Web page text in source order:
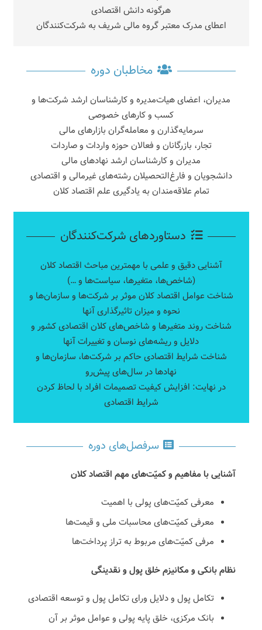
هرگونه دانش اقتصادی
اعطای مدرک معتبر گروه مالی شریف به شرکت‌کنندگان
مخاطبان دوره
مدیران، اعضای هیات‌مدیره و کارشناسان ارشد شرکت‌ها و
کسب و کارهای خصوصی
سرمایه‌گذارن و معامله‌گران بازارهای مالی
تجار، بازرگانان و فعالان حوزه واردات و صاردات
مدیران و کارشناسان ارشد نهادهای مالی
دانشجویان و فارغ‌التحصیلان رشته‌های غیرمالی و اقتصادی
تمام علاقه‌مندان به یادگیری علم اقتصاد کلان
دستاوردهای شرکت‌کنندگان
آشنایی دقیق و علمی با مهمترین مباحث اقتصاد کلان
(شاخص‌ها، متغیرها، سیاست‌ها و …)
شناخت عوامل اقتصاد کلان موثر بر شرکت‌ها و سازمان‌ها و
نحوه و میزان تاثیرگذاری آنها
شناخت روند متغیرها و شاخص‌های کلان اقتصادی کشور و
دلایل و ریشه‌های نوسان و تغییرات آنها
شناخت شرایط اقتصادی حاکم بر شرکت‌ها، سازمان‌ها و
نهادها در سال‌های پیش‌رو
در نهایت: افزایش کیفیت تصمیمات افراد با لحاظ کردن
شرایط اقتصادی
سرفصل‌های دوره
آشنایی با مفاهیم و کمیّت‌های مهم اقتصاد کلان
معرفی کمیّت‌های پولی با اهمیت
معرفی کمیّت‌های محاسبات ملی و قیمت‌ها
مرفی کمیّت‌های مربوط به تراز پرداخت‌ها
نظام بانکی و مکانیزم خلق پول و نقدینگی
تکامل پول و دلایل ورای تکامل پول و توسعه اقتصادی
بانک مرکزی، خلق پایه پولی و عوامل موثر بر آن